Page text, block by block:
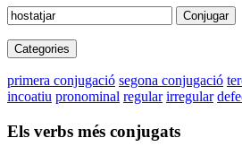
Conjugar
Categories
primera conjugació segona conjugació
incoatiu pronominal regular irregular
Els verbs més conjugats